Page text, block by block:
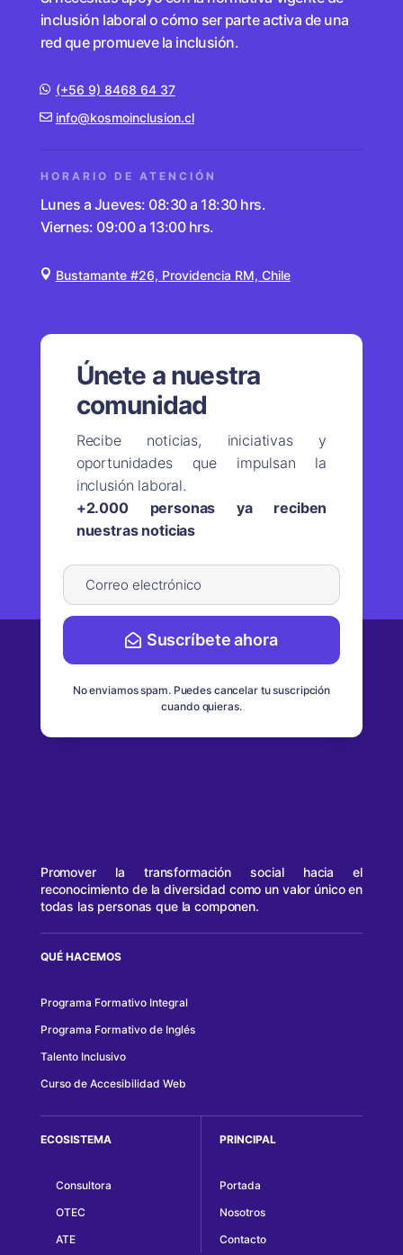
inclusión laboral o cómo ser parte activa de una
red que promueve la inclusión.
(+56 9) 8468 64 37
info@kosmoinclusion.cl
HORARIO DE ATENCIÓN
Lunes a Jueves: 08:30 a 18:30 hrs.
Viernes: 09:00 a 13:00 hrs.
Bustamante #26, Providencia RM, Chile
Únete a nuestra
comunidad
Recibe noticias, iniciativas y
oportunidades que impulsan la
inclusión laboral.
+2.000 personas ya reciben
nuestras noticias
Suscríbete ahora
No enviamos spam. Puedes cancelar tu suscripción
cuando quieras.
Promover la transformación social hacia el
reconocimiento de la diversidad como un valor único en
todas las personas que la componen.
QUÉ HACEMOS
Programa Formativo Integral
Programa Formativo de Inglés
Talento Inclusivo
Curso de Accesibilidad Web
ECOSISTEMA
Consultora
OTEC
ATE
PRINCIPAL
Portada
Nosotros
Contacto